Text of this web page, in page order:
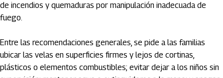
de incendios y quemaduras por manipulación inadecuada de
fuego.
Entre las recomendaciones generales, se pide a las familias
ubicar las velas en superficies firmes y lejos de cortinas,
plásticos o elementos combustibles; evitar dejar a los niños sin